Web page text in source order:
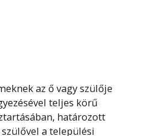
az ő vagy szülője
teljes körű
határozott
a települési